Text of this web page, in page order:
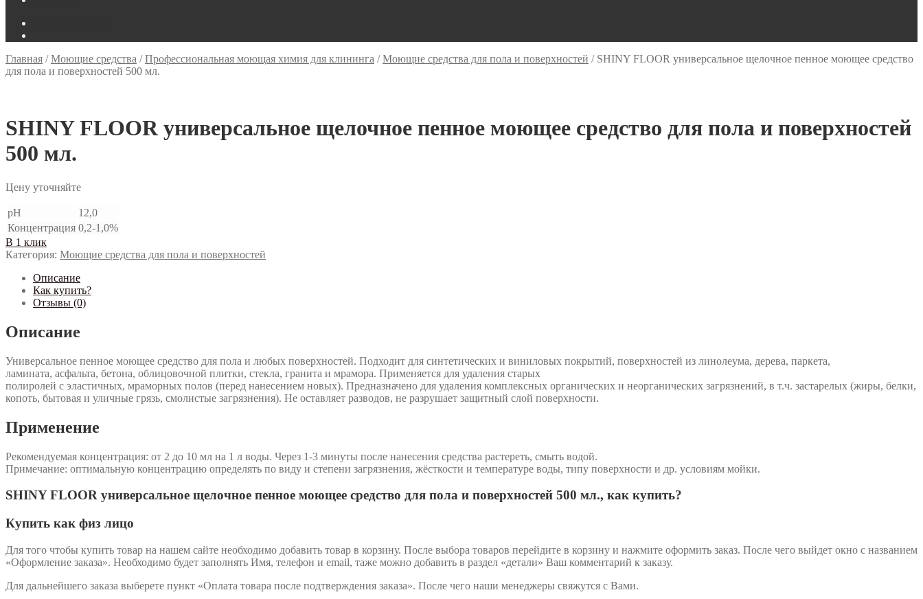
Главная /Моющие средства /Профессиональная моющая химия для клининга /Моющие средства для пола и поверхностей / SHINY FLOOR универсальное щелочное пенное моющее средство
для пола и поверхностей 500 мл.
SHINY FLOOR универсальное щелочное пенное моющее средство для пола и поверхностей
500 мл.
Цену уточняйте
pH
12,0
Концентрация 0,2-1,0%
В 1 клик
Категория: Моющие средства для пола и поверхностей
Описание
Как купить?
Отзывы (0)
Описание
Универсальное пенное моющее средство для пола и любых поверхностей. Подходит для синтетических и виниловых покрытий, поверхностей из линолеума, дерева, паркета,
ламината, асфальта, бетона, облицовочной плитки, стекла, гранита и мрамора. Применяется для удаления старых
полиролей с эластичных, мраморных полов (перед нанесением новых). Предназначено для удаления комплексных органических и неорганических загрязнений, в т.ч. застарелых (жиры, белки,
копоть, бытовая и уличные грязь, смолистые загрязнения). Не оставляет разводов, не разрушает защитный слой поверхности.
Применение
Рекомендуемая концентрация: от 2 до 10 мл на 1 л воды. Через 1-3 минуты после нанесения средства растереть, смыть водой.
Примечание: оптимальную концентрацию определять по виду и степени загрязнения, жёсткости и температуре воды, типу поверхности и др. условиям мойки.
SHINY FLOOR универсальное щелочное пенное моющее средство для пола и поверхностей 500 мл., как купить?
Купить как физ лицо
Для того чтобы купить товар на нашем сайте необходимо добавить товар в корзину. После выбора товаров перейдите в корзину и нажмите оформить заказ. После чего выйдет окно с названием
«Оформление заказа». Необходимо будет заполнять Имя, телефон и email, таже можно добавить в раздел «детали» Ваш комментарий к заказу.
Для дальнейшего заказа выберете пункт «Оплата товара после подтверждения заказа». После чего наши менеджеры свяжутся с Вами.